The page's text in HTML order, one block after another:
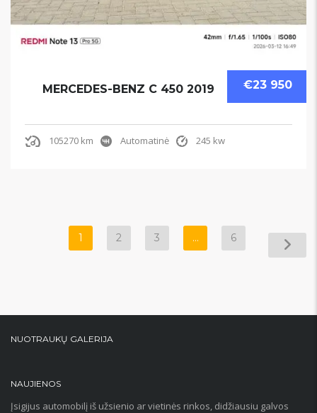
€23 950
MERCEDES-BENZ C 450 2019
105270 km Automatinė 245 kw
1 2 3 … 6
NUOTRAUKŲ GALERIJA
NAUJIENOS
Įsigijus automobilį iš užsienio ar vietinės rinkos, didžiausiu galvos